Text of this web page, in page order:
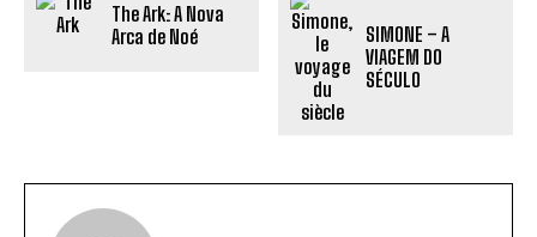
The Ark: A Nova
Arca de Noé
SIMONE – A
VIAGEM DO
SÉCULO